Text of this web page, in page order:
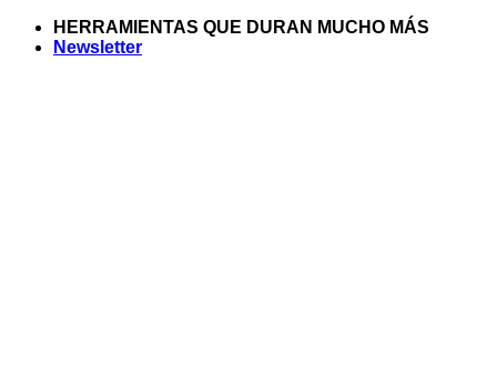
Saltar
HERRAMIENTAS QUE DURAN MUCHO MÁS
Newsletter